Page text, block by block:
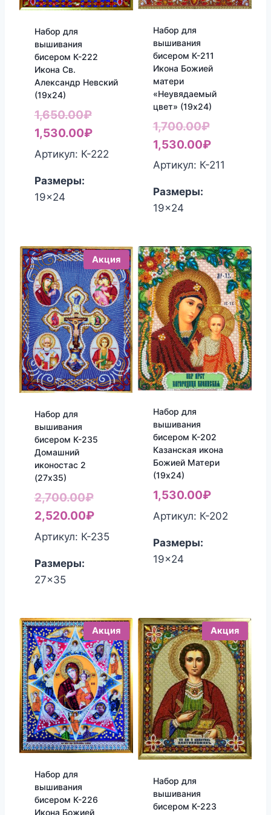
Набор для
вышивания
бисером К-222
Икона Св.
Александр Невский
(19х24)
1,650.00₽Первоначальная
цена
составляла
1,530.00₽Текущая
цена:
Артикул: К-222
Размеры:
19x24
Набор для
вышивания
бисером К-211
Икона Божией
матери
«Неувядаемый
цвет» (19х24)
1,700.00₽
цена
1,530.00₽Текущая
цена:
Артикул: К-211
Размеры:
19x24
Акция
Набор для
вышивания
бисером К-235
Домашний
иконостас 2
(27х35)
2,700.00₽Первоначальная
цена
составляла
2,520.00₽Текущая
цена:
2,520.00₽.
Артикул: К-235
Размеры:
27x35
Набор для
вышивания
бисером К-202
Казанская икона
Божией Матери
(19х24)
1,530.00₽
Артикул: К-202
Размеры:
19x24
Акция
Набор для
вышивания
бисером К-226
Икона Божией
Акция
Набор для
вышивания
бисером К-223